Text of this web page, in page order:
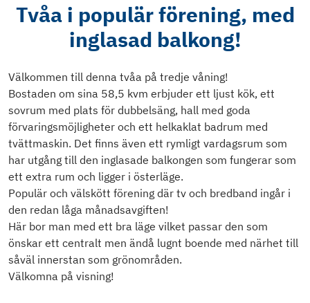
Tvåa i populär förening, med
inglasad balkong!
Välkommen till denna tvåa på tredje våning!
Bostaden om sina 58,5 kvm erbjuder ett ljust kök, ett
sovrum med plats för dubbelsäng, hall med goda
förvaringsmöjligheter och ett helkaklat badrum med
tvättmaskin. Det finns även ett rymligt vardagsrum som
har utgång till den inglasade balkongen som fungerar som
ett extra rum och ligger i österläge.
Populär och välskött förening där tv och bredband ingår i
den redan låga månadsavgiften!
Här bor man med ett bra läge vilket passar den som
önskar ett centralt men ändå lugnt boende med närhet till
såväl innerstan som grönområden.
Välkomna på visning!